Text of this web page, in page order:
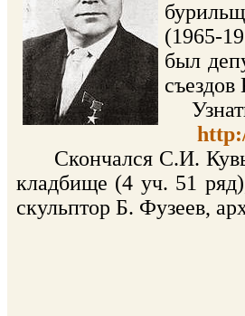
(1965-
был
Скончался С.И.
кладбище (4 уч. 51
скульптор Б. Фузеев,